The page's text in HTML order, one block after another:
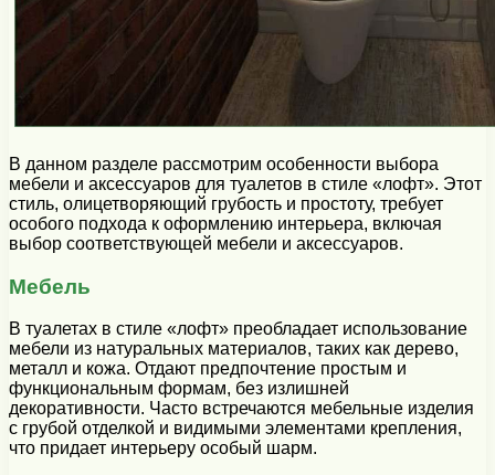
В данном разделе рассмотрим особенности выбора
мебели и аксессуаров для туалетов в стиле «лофт». Этот
стиль, олицетворяющий грубость и простоту, требует
особого подхода к оформлению интерьера, включая
выбор соответствующей мебели и аксессуаров.
Мебель
В туалетах в стиле «лофт» преобладает использование
мебели из натуральных материалов, таких как дерево,
металл и кожа. Отдают предпочтение простым и
функциональным формам, без излишней
декоративности. Часто встречаются мебельные изделия
с грубой отделкой и видимыми элементами крепления,
что придает интерьеру особый шарм.